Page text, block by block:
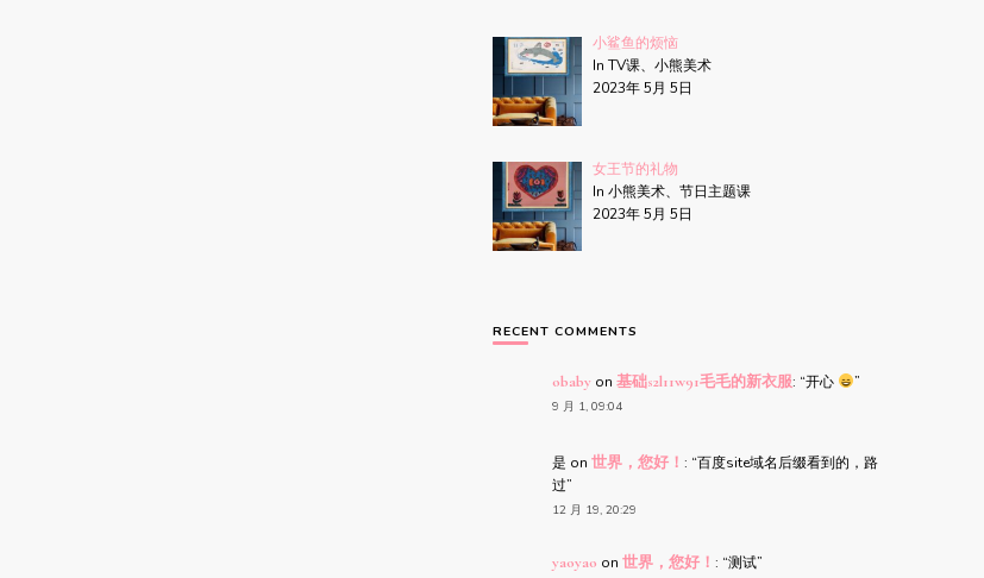
小鲨鱼的烦恼
In TV课、小熊美术
2023年 5月 5日
女王节的礼物
In 小熊美术、节日主题课
2023年 5月 5日
RECENT COMMENTS
obabyon 基础s2l11w91毛毛的新衣服: “开心 ”
9 月 1, 09:04
是 on 世界，您好！ : “百度site域名后缀看到的，路
过”
12 月 19, 20:29
yaoyao on 世界，您好！ : “测试”